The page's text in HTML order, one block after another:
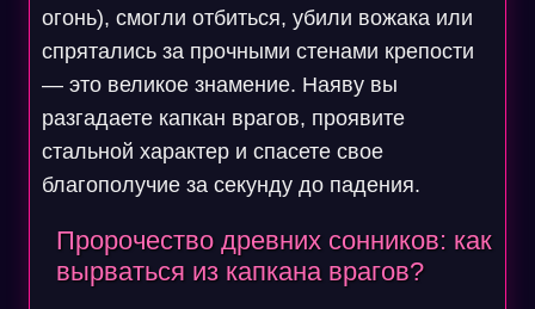
огонь), смогли отбиться, убили вожака или
спрятались за прочными стенами крепости
— это великое знамение. Наяву вы
разгадаете капкан врагов, проявите
стальной характер и спасете свое
благополучие за секунду до падения.
Пророчество древних сонников: как
вырваться из капкана врагов?